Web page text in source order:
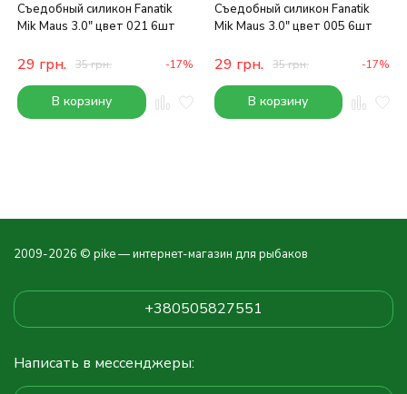
Съедобный силикон Fanatik
Mik Maus 3.0" цвет 021 6шт
29 грн. 35грн. -17%
В корзину
Съедобный силикон Fanatik
Mik Maus 3.0" цвет 005 6шт
29 грн. 35грн. -17%
В корзину
2009-2026 © pike — интернет-магазин для рыбаков
+380505827551
Написать в мессенджеры: